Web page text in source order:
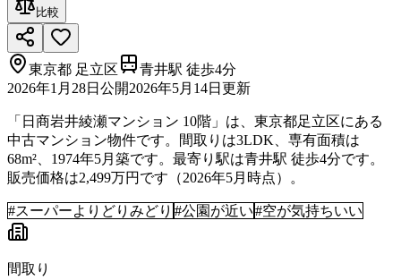
比較
東京都 足立区
青井駅 徒歩4分
2026年1月28日 公開2026年5月14日 更新
「日商岩井綾瀬マンション 10階」は、東京都足立区にある
中古マンション物件です。間取りは3LDK、専有面積は
68m²、1974年5月築です。最寄り駅は青井駅 徒歩4分です。
販売価格は2,499万円です（2026年5月時点）。
#スーパーよりどりみどり #公園が近い#空が気持ちいい
間取り